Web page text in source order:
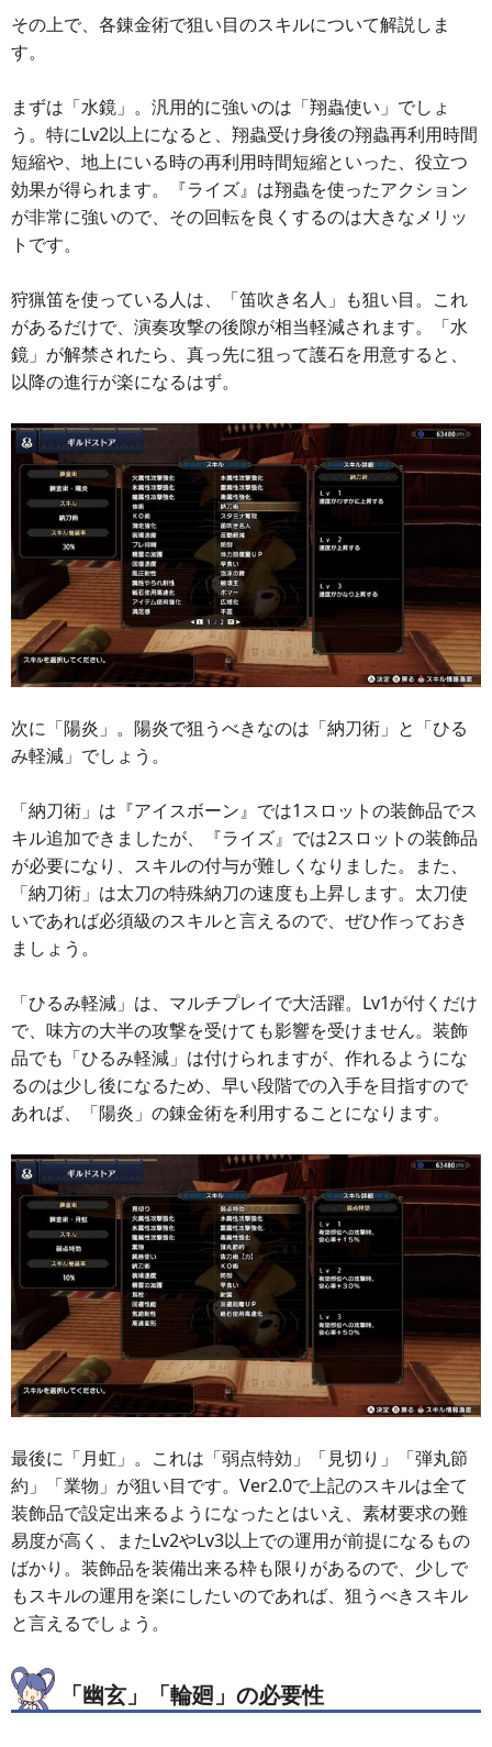
その上で、各錬金術で狙い目のスキルについて解説しま
す。
まずは「水鏡」。汎用的に強いのは「翔蟲使い」でしょ
う。特にLv2以上になると、翔蟲受け身後の翔蟲再利用時間
短縮や、地上にいる時の再利用時間短縮といった、役立つ
効果が得られます。『ライズ』は翔蟲を使ったアクション
が非常に強いので、その回転を良くするのは大きなメリッ
トです。
狩猟笛を使っている人は、「笛吹き名人」も狙い目。これ
があるだけで、演奏攻撃の後隙が相当軽減されます。「水
鏡」が解禁されたら、真っ先に狙って護石を用意すると、
以降の進行が楽になるはず。
次に「陽炎」。陽炎で狙うべきなのは「納刀術」と「ひる
み軽減」でしょう。
「納刀術」は『アイスボーン』では1スロットの装飾品でス
キル追加できましたが、『ライズ』では2スロットの装飾品
が必要になり、スキルの付与が難しくなりました。また、
「納刀術」は太刀の特殊納刀の速度も上昇します。太刀使
いであれば必須級のスキルと言えるので、ぜひ作っておき
ましょう。
「ひるみ軽減」は、マルチプレイで大活躍。Lv1が付くだけ
で、味方の大半の攻撃を受けても影響を受けません。装飾
品でも「ひるみ軽減」は付けられますが、作れるようにな
るのは少し後になるため、早い段階での入手を目指すので
あれば、「陽炎」の錬金術を利用することになります。
最後に「月虹」。これは「弱点特効」「見切り」「弾丸節
約」「業物」が狙い目です。Ver2.0で上記のスキルは全て
装飾品で設定出来るようになったとはいえ、素材要求の難
易度が高く、またLv2やLv3以上での運用が前提になるもの
ばかり。装飾品を装備出来る枠も限りがあるので、少しで
もスキルの運用を楽にしたいのであれば、狙うべきスキル
と言えるでしょう。
「幽玄」「輪廻」の必要性